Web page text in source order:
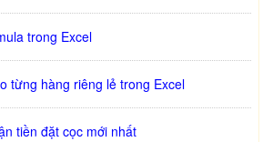
trong Excel
từng hàng riêng lẻ trong Excel
tiền đặt cọc mới nhất